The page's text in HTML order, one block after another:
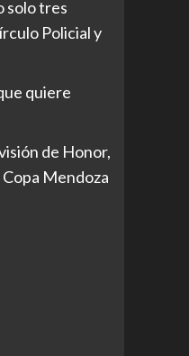
solo tres
Policial y
quiere
de Honor,
Mendoza